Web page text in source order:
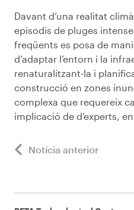
Davant d’una realitat
episodis de pluges
freqüents es posa de
d’adaptar l’entorn i la
renaturalitzant-la i
construcció en zones
complexa que requereix
implicació de d’experts,
Notícia anterior